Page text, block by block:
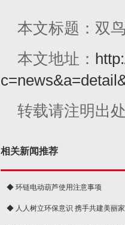
本文标题：双
本文地址：
转载请注明出
相关新闻推荐
◆ 环链电动葫芦使用注意事项
◆ 人人树立环保意识 携手共建美丽